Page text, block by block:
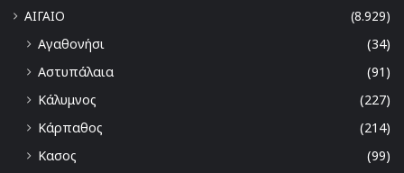
ΑΙΓΑΙΟ
(8.929)
Αγαθονήσι
(34)
Αστυπάλαια
(91)
Κάλυμνος
(227)
Κάρπαθος
(214)
Κασος
(99)